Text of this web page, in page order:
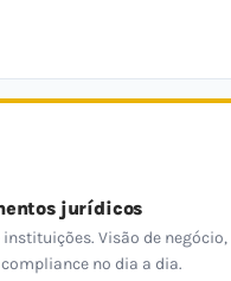
jurídicos
instituições. Visão de negócio,
no dia a dia.